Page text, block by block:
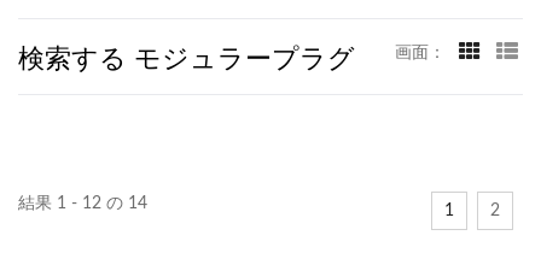
検索する モジュラープラグ 画面：
結果 1 - 12 の 14 1 2